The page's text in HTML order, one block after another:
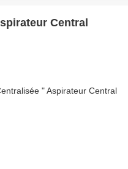
Central